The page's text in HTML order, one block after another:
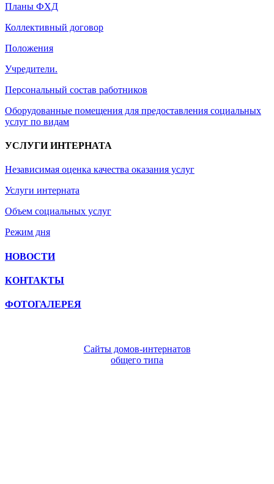
Планы ФХД
Коллективный договор
Положения
Учредители.
Персональный состав работников
Оборудованные помещения для предоставления социальных
услуг по видам
УСЛУГИ ИНТЕРНАТА
Независимая оценка качества оказания услуг
Услуги интерната
Объем социальных услуг
Режим дня
НОВОСТИ
КОНТАКТЫ
ФОТОГАЛЕРЕЯ
Сайты домов-интернатов
общего типа